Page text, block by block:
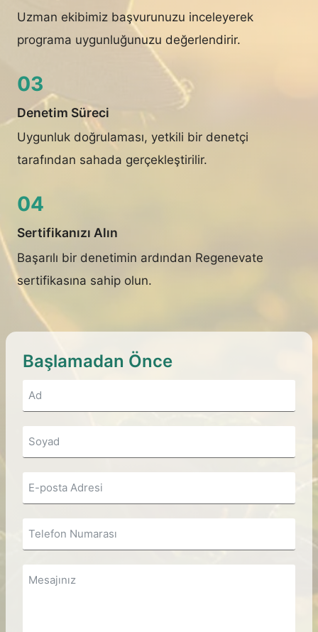
Uzman ekibimiz başvurunuzu inceleyerek
programa uygunluğunuzu değerlendirir.
03
Denetim Süreci
Uygunluk doğrulaması, yetkili bir denetçi
tarafından sahada gerçekleştirilir.
04
Sertifikanızı Alın
Başarılı bir denetimin ardından Regenevate
sertifikasına sahip olun.
Başlamadan Önce